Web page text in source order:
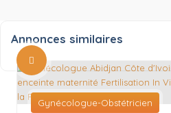
Annonces similaires
Gynécologue-Obstétricien